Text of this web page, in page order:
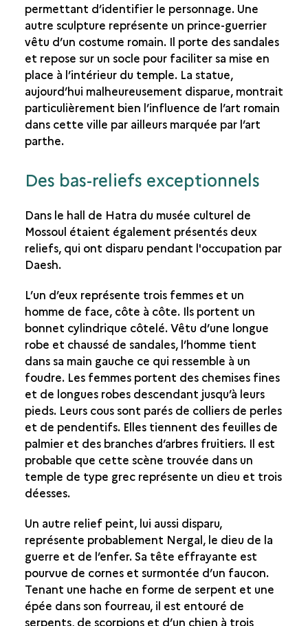
permettant d’identifier le personnage. Une
autre sculpture représente un prince-guerrier
vêtu d’un costume romain. Il porte des sandales
et repose sur un socle pour faciliter sa mise en
place à l’intérieur du temple. La statue,
aujourd’hui malheureusement disparue, montrait
particulièrement bien l’influence de l’art romain
dans cette ville par ailleurs marquée par l’art
parthe.
Des bas-reliefs exceptionnels
Dans le hall de Hatra du musée culturel de
Mossoul étaient également présentés deux
reliefs, qui ont disparu pendant l'occupation par
Daesh.
L’un d’eux représente trois femmes et un
homme de face, côte à côte. Ils portent un
bonnet cylindrique côtelé. Vêtu d’une longue
robe et chaussé de sandales, l’homme tient
dans sa main gauche ce qui ressemble à un
foudre. Les femmes portent des chemises fines
et de longues robes descendant jusqu’à leurs
pieds. Leurs cous sont parés de colliers de perles
et de pendentifs. Elles tiennent des feuilles de
palmier et des branches d’arbres fruitiers. Il est
probable que cette scène trouvée dans un
temple de type grec représente un dieu et trois
déesses.
Un autre relief peint, lui aussi disparu,
représente probablement Nergal, le dieu de la
guerre et de l’enfer. Sa tête effrayante est
pourvue de cornes et surmontée d’un faucon.
Tenant une hache en forme de serpent et une
épée dans son fourreau, il est entouré de
serpents, de scorpions et d’un chien à trois